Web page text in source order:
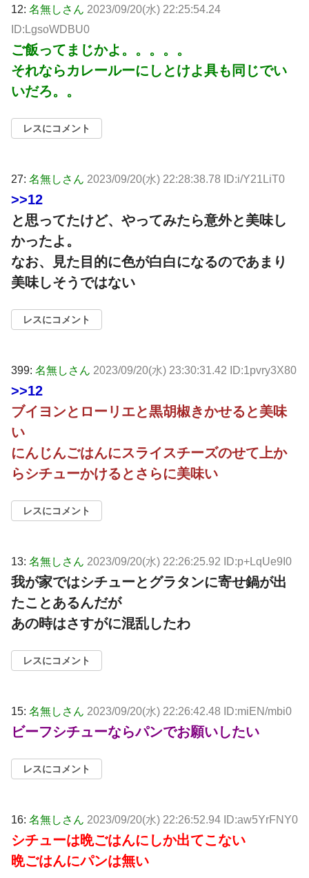
12: 名無しさん 2023/09/20(水) 22:25:54.24
ID:LgsoWDBU0
ご飯ってまじかよ。。。。。
それならカレールーにしとけよ具も同じでい
いだろ。。
レスにコメント
27: 名無しさん 2023/09/20(水) 22:28:38.78 ID:i/Y21LiT0
>>12
と思ってたけど、やってみたら意外と美味し
かったよ。
なお、見た目的に色が白白になるのであまり
美味しそうではない
レスにコメント
399: 名無しさん 2023/09/20(水) 23:30:31.42 ID:1pvry3X80
>>12
ブイヨンとローリエと黒胡椒きかせると美味
い
にんじんごはんにスライスチーズのせて上か
らシチューかけるとさらに美味い
レスにコメント
13: 名無しさん 2023/09/20(水) 22:26:25.92 ID:p+LqUe9I0
我が家ではシチューとグラタンに寄せ鍋が出
たことあるんだが
あの時はさすがに混乱したわ
レスにコメント
15: 名無しさん 2023/09/20(水) 22:26:42.48 ID:miEN/mbi0
ビーフシチューならパンでお願いしたい
レスにコメント
16: 名無しさん 2023/09/20(水) 22:26:52.94 ID:aw5YrFNY0
シチューは晩ごはんにしか出てこない
晩ごはんにパンは無い